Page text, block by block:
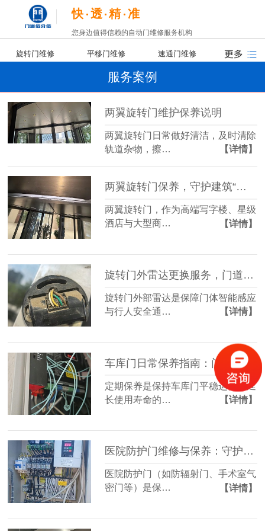
快 透 精 准
您身边值得信赖的自动门维修服务机构
旋转门维修 平移门维修 速通门维修
服务案例
两翼旋转门维护保养说明
两翼旋转门日常做好清洁，及时清除
轨道杂物，擦…
【详情】
两翼旋转门保养，守护建筑“第一印象”
两翼旋转门，作为高端写字楼、星级
酒店与大型商…
【详情】
旋转门外雷达更换服务，门道佰分佰为您提供专业方案
旋转门外部雷达是保障门体智能感应
与行人安全通…
【详情】
车库门日常保养指南：门道佰分佰为您保驾护航
定期保养是保持车库门平稳运行、延
长使用寿命的…
【详情】
医院防护门维修与保养：守护医疗环境的安全屏障
医院防护门（如防辐射门、手术室气
密门等）是保…
【详情】